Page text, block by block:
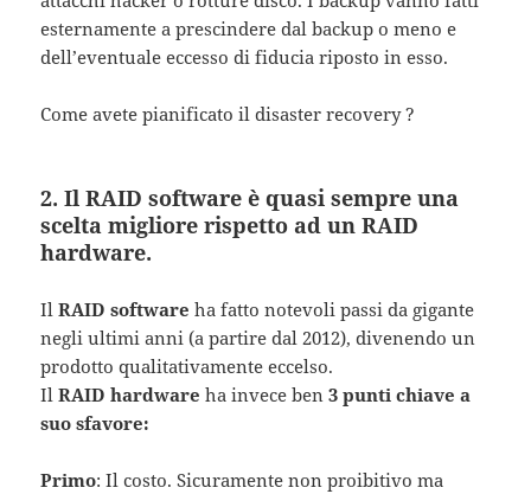
esternamente a prescindere dal backup o meno e
dell’eventuale eccesso di fiducia riposto in esso.
Come avete pianificato il disaster recovery ?
2. Il RAID software è quasi sempre una
scelta migliore rispetto ad un RAID
hardware.
IlRAID software ha fatto notevoli passi da gigante
negli ultimi anni (a partire dal 2012), divenendo un
prodotto qualitativamente eccelso.
IlRAID hardware ha invece ben3 punti chiave a
suo sfavore:
Primo: Il costo. Sicuramente non proibitivo ma